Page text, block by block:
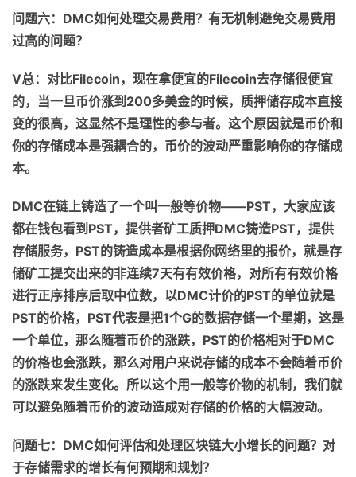
问题六： DMC如何处理交易费用？有无机制避免交易费用
过高的问题？
V总： 对比Filecoin， 现在拿便宜的Filecoin去存储很便宜
的， 当一旦币价涨到 200多美金的时候， 质押储存成本直接
变的很高，这显然不是理性的参与者。 这个原因就是币价和
你的存储成本是强耦合的，币价的波动严重影响你的存储成
本。
DMC在链上铸造了一个叫一般等价物——PST， 大家应该
都在钱包看到 PST，提供者矿工质押DMC铸造PST，提供
存储服务， PST的铸造成本是根据你网络里的报价， 就是存
储矿工提交出来的非连续7天有有效价格，对所有有效价格
进行正序排序后取中位数，以DMC计价的PST的单位就是
PST的价格， PST代表是把1个G的数据存储一个星期，这是
一个单位，那么随着币价的涨跌， PST的价格相对于DMC
的价格也会涨跌，那么对用户来说存储的成本不会随着币价
的涨跌来发生变化。所以这个用一般等价物的机制，我们就
可以避免随着币价的波动造成对存储的价格的大幅波动。
问题七： DMC如何评估和处理区块链大小增长的问题？对
于存储需求的增长有何预期和规划？